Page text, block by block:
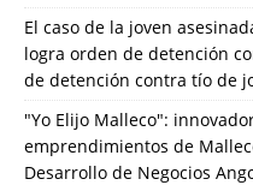
El caso de la joven
logra orden de detención
de detención contra tío de
"Yo Elijo Malleco":
emprendimientos de
Desarrollo de Negocios